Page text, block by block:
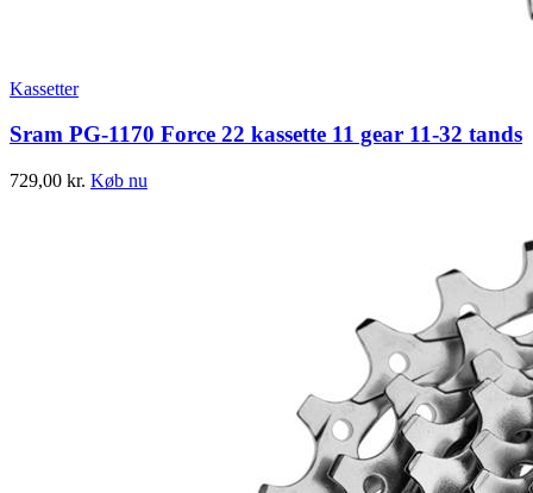
Kassetter
Sram PG-1170 Force 22 kassette 11 gear 11-32 tands
729,00 kr. Køb nu